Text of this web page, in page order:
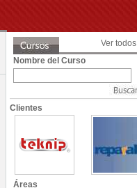
Ver todos
Nombre del Curso
Clientes
Áreas